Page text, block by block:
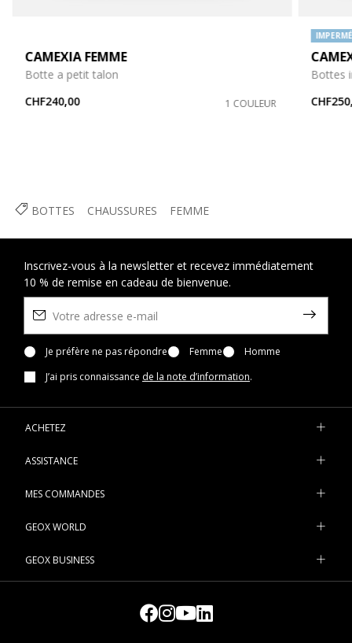
BOTTES CHAUSSURES FEMME
CAMEXIA FEMME
Botte a petit talon
CHF240,00
1 COULEUR
Bottes
Inscrivez-vous à la newsletter et recevez immédiatement
10 % de remise en cadeau de bienvenue.
Je préfère ne pas répondre Femme
Homme
J’ai pris connaissance de la note d’information.
ACHETEZ
ASSISTANCE
MES COMMANDES
GEOX WORLD
GEOX BUSINESS